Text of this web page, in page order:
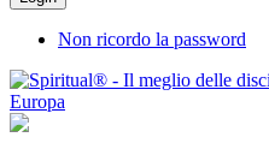
Non ricordo la password